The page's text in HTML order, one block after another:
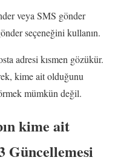
veya SMS gönder
seçeneğini kullanın.
adresi kısmen gözükür.
kime ait olduğunu
mümkün değil.
kime ait
Güncellemesi